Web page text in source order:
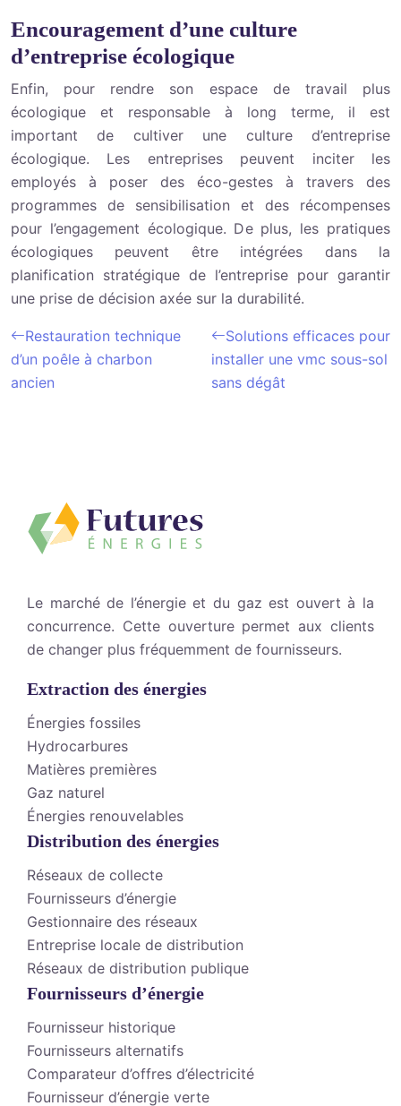
Encouragement d’une culture
d’entreprise écologique
Enfin, pour rendre son espace de travail plus
écologique et responsable à long terme, il est
important de cultiver une culture d’entreprise
écologique. Les entreprises peuvent inciter les
employés à poser des éco-gestes à travers des
programmes de sensibilisation et des récompenses
pour l’engagement écologique. De plus, les pratiques
écologiques peuvent être intégrées dans la
planification stratégique de l’entreprise pour garantir
une prise de décision axée sur la durabilité.
Restauration technique
d’un poêle à charbon
ancien
Solutions efficaces pour
installer une vmc sous-sol
sans dégât
Le marché de l’énergie et du gaz est ouvert à la
concurrence. Cette ouverture permet aux clients
de changer plus fréquemment de fournisseurs.
Extraction des énergies
Énergies fossiles
Hydrocarbures
Matières premières
Gaz naturel
Énergies renouvelables
Distribution des énergies
Réseaux de collecte
Fournisseurs d’énergie
Gestionnaire des réseaux
Entreprise locale de distribution
Réseaux de distribution publique
Fournisseurs d’énergie
Fournisseur historique
Fournisseurs alternatifs
Comparateur d’offres d’électricité
Fournisseur d’énergie verte